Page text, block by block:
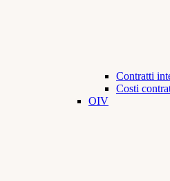
Contratti
Costi
OIV